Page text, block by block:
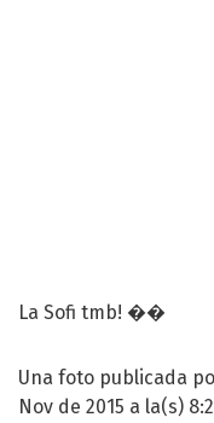
La Sofi tmb! ��
Una foto publicada
Nov de 2015 a la(s)